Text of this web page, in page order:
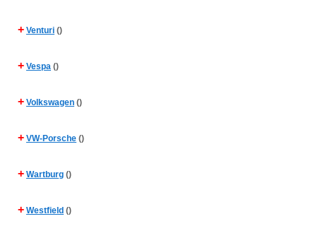
+ Venturi ()
+ Vespa ()
+ Volkswagen ()
+ VW-Porsche ()
+ Wartburg ()
+ Westfield ()